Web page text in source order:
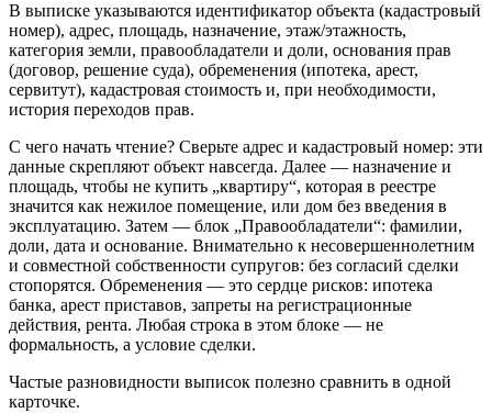
В выписке указываются идентификатор объекта (кадастровый
номер), адрес, площадь, назначение, этаж/этажность,
категория земли, правообладатели и доли, основания прав
(договор, решение суда), обременения (ипотека, арест,
сервитут), кадастровая стоимость и, при необходимости,
история переходов прав.
С чего начать чтение? Сверьте адрес и кадастровый номер: эти
данные скрепляют объект навсегда. Далее — назначение и
площадь, чтобы не купить „квартиру“, которая в реестре
значится как нежилое помещение, или дом без введения в
эксплуатацию. Затем — блок „Правообладатели“: фамилии,
доли, дата и основание. Внимательно к несовершеннолетним
и совместной собственности супругов: без согласий сделки
стопорятся. Обременения — это сердце рисков: ипотека
банка, арест приставов, запреты на регистрационные
действия, рента. Любая строка в этом блоке — не
формальность, а условие сделки.
Частые разновидности выписок полезно сравнить в одной
карточке.